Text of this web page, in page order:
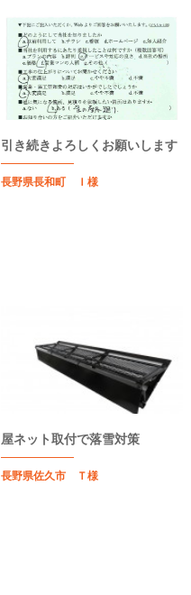
引き続きよろしくお願いします
長野県長和町 Ｉ様
屋ネット取付で落雪対策
長野県佐久市 Ｔ様